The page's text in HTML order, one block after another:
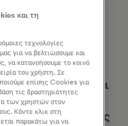
πλήρως
SEPA.
τα
σε όλες τις
που εργάζονται
βαθμού
προς
και τη
τεχνολογίες
για να βελτιώσουμε και
να κατανοήσουμε το κοινό
του χρήστη. Σε
επίσης Cookies για
τις δραστηριότητες
των χρηστών στον
Κάντε κλικ στη
παρακάτω για να